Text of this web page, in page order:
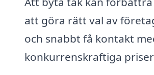
att göra rätt val av
och snabbt få kontakt
konkurrenskraftiga